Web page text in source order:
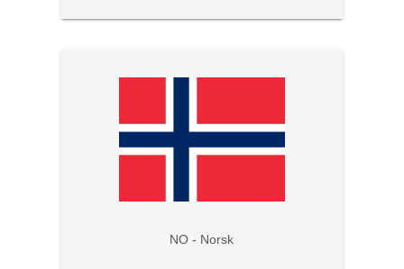
NO - Norsk